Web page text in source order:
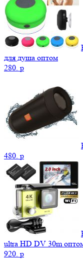
для душа оптом
280. p
480. p
ultra HD DV 30m
920. p